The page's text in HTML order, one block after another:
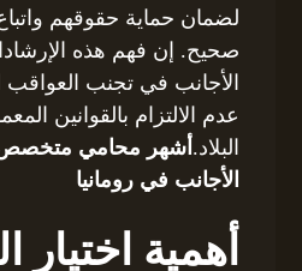
لضمان حماية حقوقهم
صحيح. إن فهم هذه
الأجانب في تجنب العواقب
عدم الالتزام بالقوانين
البلاد. أشهر محامي
الأجانب في رومانيا
أهمية اختيار